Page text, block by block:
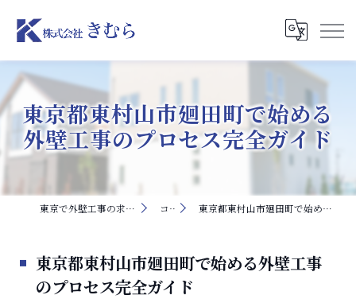
東京都東村山市廻田町で始める
外壁工事のプロセス完全ガイド
東京で外壁工事の求人なら株式会社きむら コラム 東京都東村山市廻田町で始める外壁工事のプロセス完全ガイド
東京都東村山市廻田町で始める外壁工事
のプロセス完全ガイド